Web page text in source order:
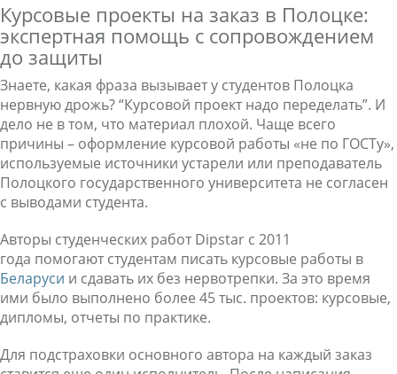
Курсовые проекты на заказ в Полоцке:
экспертная помощь с сопровождением
до защиты
Знаете, какая фраза вызывает у студентов Полоцка
нервную дрожь? “Курсовой проект надо переделать”. И
дело не в том, что материал плохой. Чаще всего
причины – оформление курсовой работы «не по ГОСТу»,
используемые источники устарели или преподаватель
Полоцкого государственного университета не согласен
с выводами студента.
Авторы студенческих работ Dipstar с 2011
года помогают студентам писать курсовые работы в
Беларуси и сдавать их без нервотрепки. За это время
ими было выполнено более 45 тыс. проектов: курсовые,
дипломы, отчеты по практике.
Для подстраховки основного автора на каждый заказ